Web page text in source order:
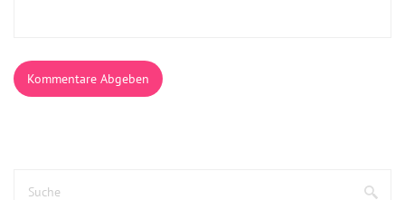
Kommentare Abgeben